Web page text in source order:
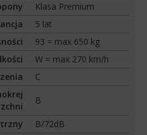
Klasa Premium
5 lat
93 = max 650 kg
W = max 270 km/h
C
B
B/72dB